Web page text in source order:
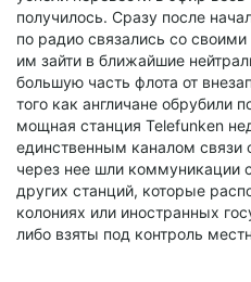
получилось. Сразу после
по радио связались со
им зайти в ближайшие
большую часть флота от
того как англичане обрубили
мощная станция Telefunken
единственным каналом
через нее шли коммуникации
других станций, которые
колониях или иностранных
либо взяты под контроль